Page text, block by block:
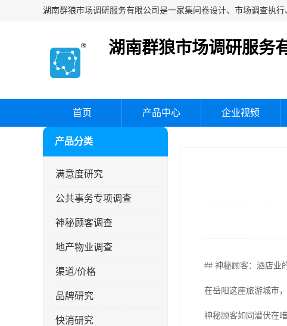
湖南群狼市场调研服务
首页 产品中心 企业视频
产品分类
满意度研究
公共事务专项调查
神秘顾客调查
地产物业调查
渠道/价格
品牌研究
快消研究
## 神秘顾客：酒店业
在岳阳这座旅游城市
神秘顾客如同潜伏在